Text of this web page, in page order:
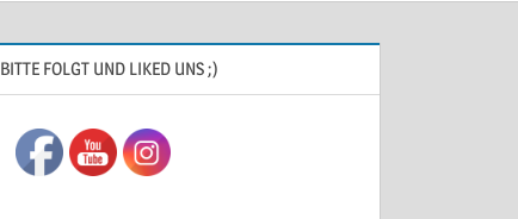
BITTE FOLGT UND LIKED UNS ;)